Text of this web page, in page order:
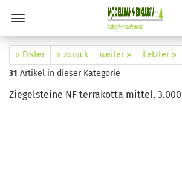
« Erster « zurück weiter »
Letzter »
31 Artikel in dieser Kategorie
Ziegelsteine NF terrakotta mittel, 3.000